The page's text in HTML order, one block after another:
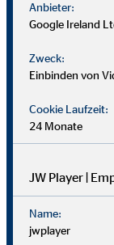
Bezirksleiter für
09116 Chemnitz
+49 371
+49 172
+49 371
Anbieter:
Google Ireland
Zweck:
Einbinden von
Cookie Laufzeit:
24 Monate
JW Player |
Name:
jwplayer